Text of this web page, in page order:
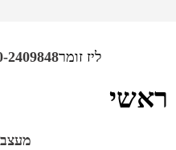
ליז זומר2409848
ראשי